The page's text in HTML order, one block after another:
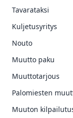
Tavarataksi
Kuljetusyritys
Nouto
Muutto paku
Muuttotarjous
Palomiesten
Muuton